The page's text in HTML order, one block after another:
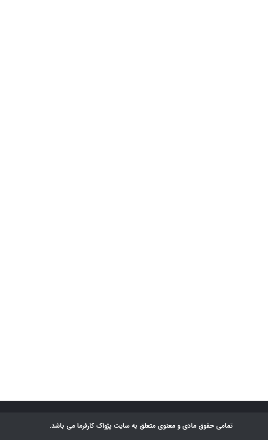
تمامی حقوق مادی و معنوی متعلق به سایت پژواک کارفرما می باشد.